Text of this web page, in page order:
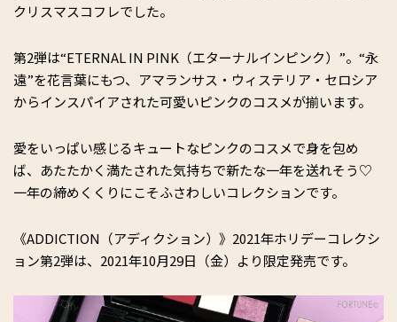
クリスマスコフレでした。
第2弾は“ETERNAL IN PINK（エターナルインピンク）”。“永
遠”を花言葉にもつ、アマランサス・ウィステリア・セロシア
からインスパイアされた可愛いピンクのコスメが揃います。
愛をいっぱい感じるキュートなピンクのコスメで身を包め
ば、あたたかく満たされた気持ちで新たな一年を送れそう♡
一年の締めくくりにこそふさわしいコレクションです。
《ADDICTION（アディクション）》2021年ホリデーコレクシ
ョン第2弾は、2021年10月29日（金）より限定発売です。